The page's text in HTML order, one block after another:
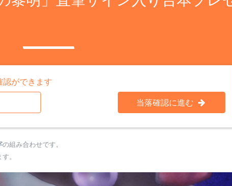
認ができます
当落確認に進む
の組み合わせです。
。